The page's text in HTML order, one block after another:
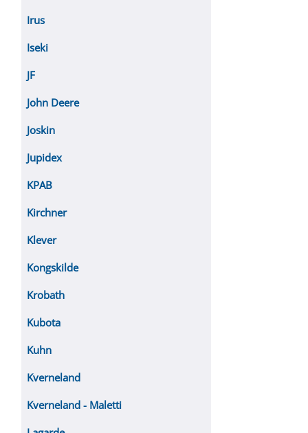
Irus
Iseki
JF
John Deere
Joskin
Jupidex
KPAB
Kirchner
Klever
Kongskilde
Krobath
Kubota
Kuhn
Kverneland
Kverneland - Maletti